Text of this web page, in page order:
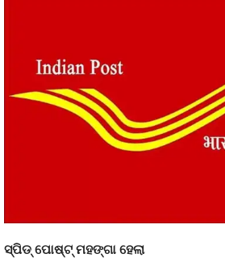
ସ୍ପିଡ୍ ପୋଷ୍ଟ୍ ମହଙ୍ଗା ହେଲା